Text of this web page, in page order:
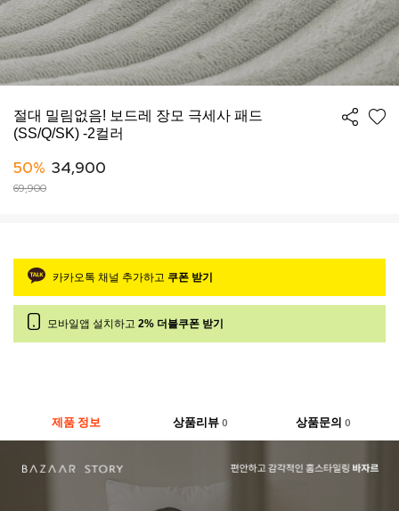
절대 밀림없음! 보드레 장모 극세사 패드
(SS/Q/SK) -2컬러
50% 34,900
69,900
카카오톡 채널 추가하고 쿠폰 받기
모바일앱 설치하고 2% 더블쿠폰 받기
제품 정보 상품리뷰 0 상품문의0